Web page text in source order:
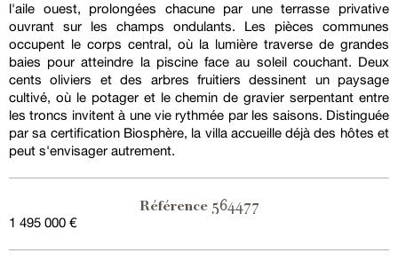
l'aile ouest, prolongées chacune par une terrasse privative
ouvrant sur les champs ondulants. Les pièces communes
occupent le corps central, où la lumière traverse de grandes
baies pour atteindre la piscine face au soleil couchant. Deux
cents oliviers et des arbres fruitiers dessinent un paysage
cultivé, où le potager et le chemin de gravier serpentant entre
les troncs invitent à une vie rythmée par les saisons. Distinguée
par sa certification Biosphère, la villa accueille déjà des hôtes et
peut s'envisager autrement.
Référence 564477
1 495 000 €